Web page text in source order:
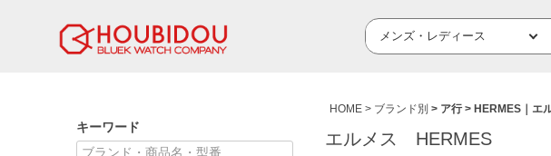
キーワード
HOME ブランド別 ア行 HERMES｜エ
エルメス HERMES